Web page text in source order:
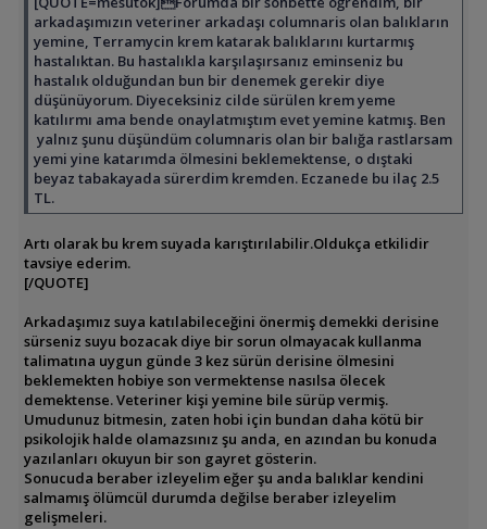
arkadaşımızın veteriner arkadaşı columnaris olan balıkların
yemine, Terramycin krem katarak balıklarını kurtarmış
hastalıktan. Bu hastalıkla karşılaşırsanız eminseniz bu
hastalık olduğundan bun bir denemek gerekir diye
düşünüyorum. Diyeceksiniz cilde sürülen krem yeme
katılırmı ama bende onaylatmıştım evet yemine katmış. Ben
yalnız şunu düşündüm columnaris olan bir balığa rastlarsam
yemi yine katarımda ölmesini beklemektense, o dıştaki
beyaz tabakayada sürerdim kremden. Eczanede bu ilaç 2.5
TL.
Artı olarak bu krem suyada karıştırılabilir.Oldukça etkilidir
tavsiye ederim.
[/QUOTE]
Arkadaşımız suya katılabileceğini önermiş demekki derisine
sürseniz suyu bozacak diye bir sorun olmayacak kullanma
talimatına uygun günde 3 kez sürün derisine ölmesini
beklemekten hobiye son vermektense nasılsa ölecek
demektense. Veteriner kişi yemine bile sürüp vermiş.
Umudunuz bitmesin, zaten hobi için bundan daha kötü bir
psikolojik halde olamazsınız şu anda, en azından bu konuda
yazılanları okuyun bir son gayret gösterin.
Sonucuda beraber izleyelim eğer şu anda balıklar kendini
salmamış ölümcül durumda değilse beraber izleyelim
gelişmeleri.